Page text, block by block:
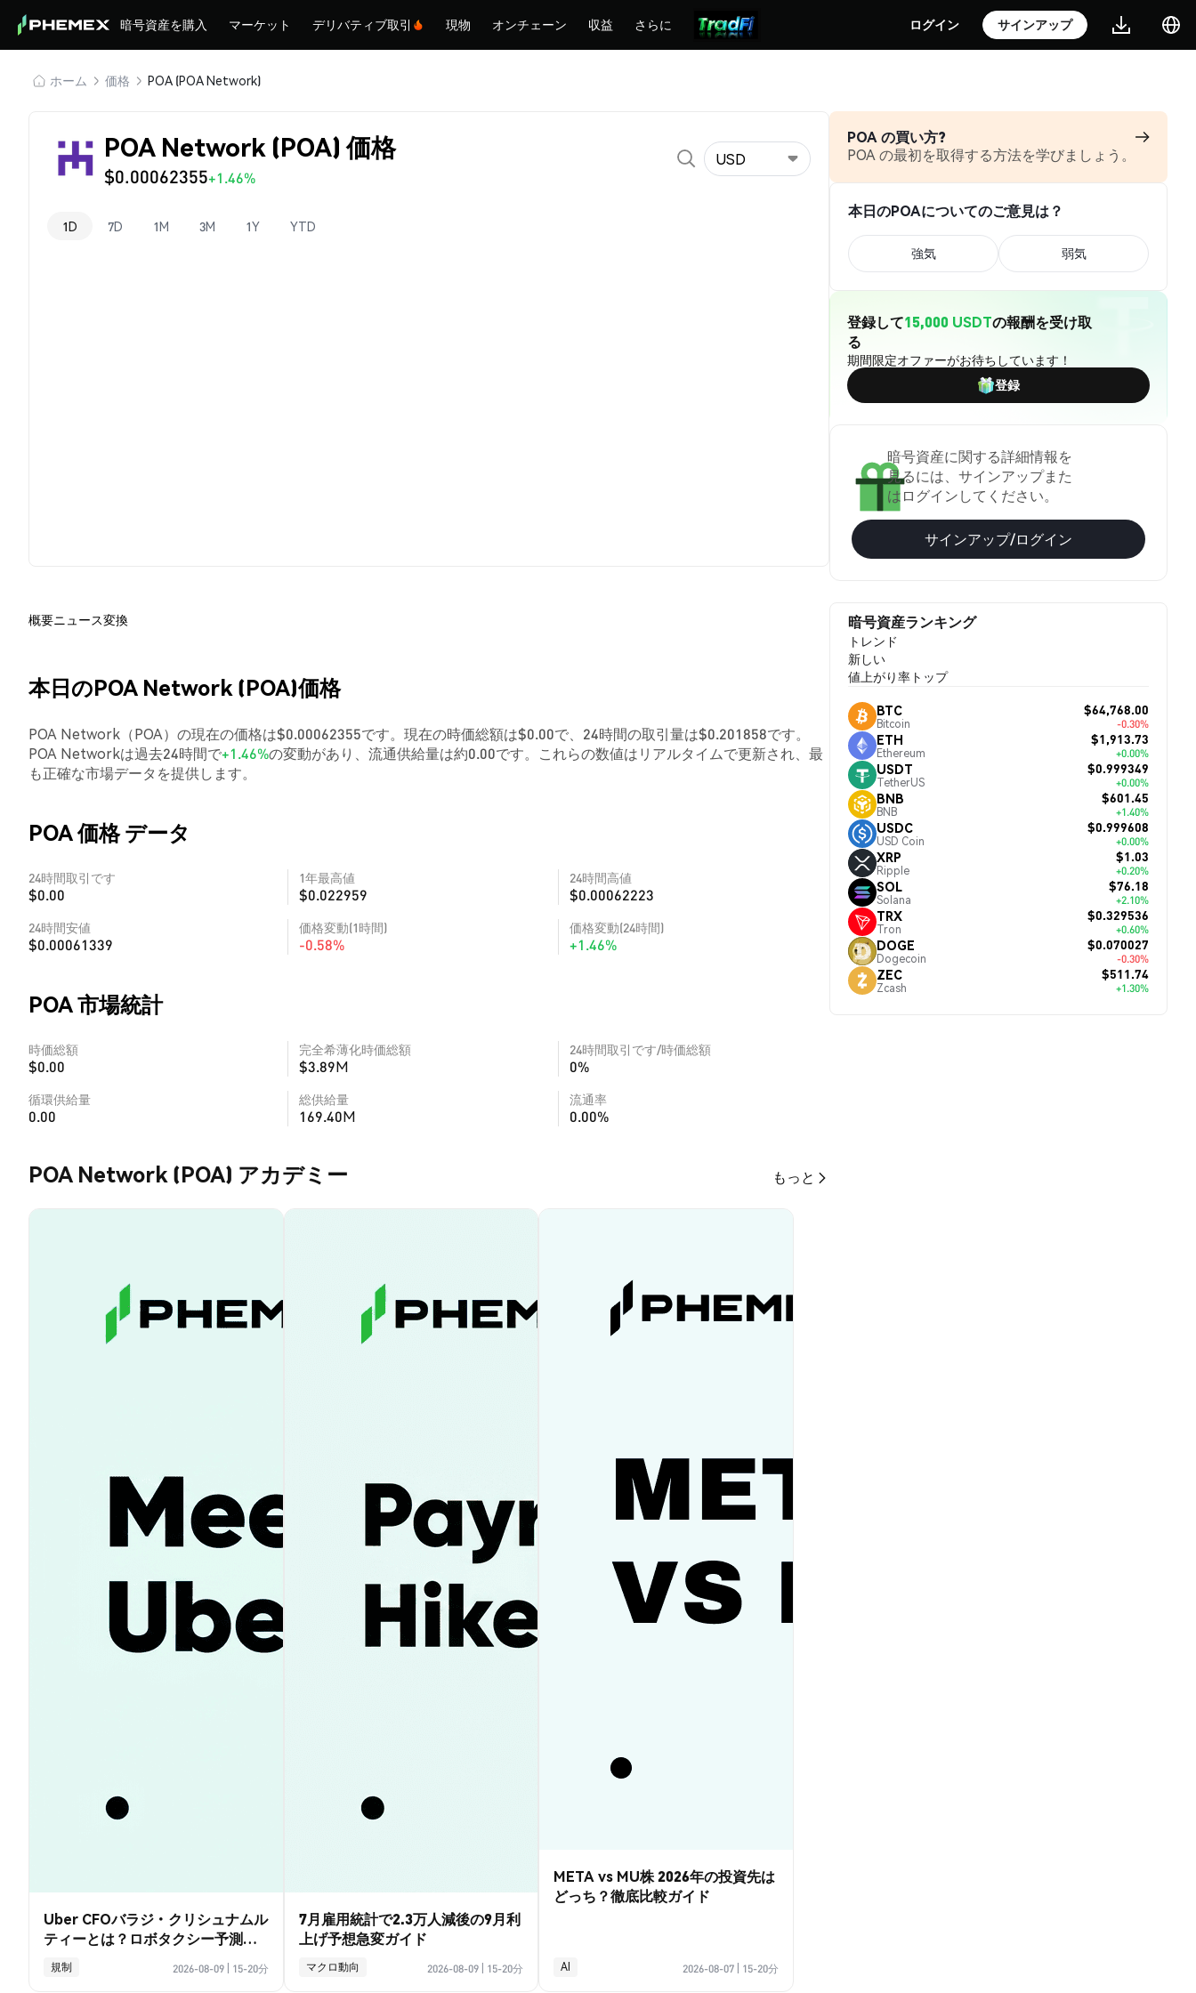
暗号資産を購入 マーケット デリバティブ取引 現物 オンチェーン 収益 さらに ログイン サインアップ
ホーム 価格 POA (POA Network)
POA Network (POA) 価格
$0.00062355+1.46%
USD
1D 7D 1M 3M 1Y YTD
概要ニュース変換
本日のPOA Network (POA)価格
POA Network（POA）の現在の価格は$0.00062355です。現在の時価総額は$0.00で、24時間の取引量は$0.201858です。
POA Networkは過去24時間で+1.46%の変動があり、流通供給量は約0.00です。これらの数値はリアルタイムで更新され、最
も正確な市場データを提供します。
POA 価格 データ
24時間取引です
$0.00
1年最高値
$0.022959
24時間高値
$0.00062223
24時間安値
$0.00061339
価格変動(1時間)
-0.58%
価格変動(24時間)
+1.46%
POA 市場統計
時価総額
$0.00
完全希薄化時価総額
$3.89M
24時間取引です/時価総額
0%
循環供給量
0.00
総供給量
169.40M
流通率
0.00%
POA Network (POA) アカデミー もっと
Uber CFOバラジ・クリシュナムル
ティーとは？ロボタクシー予測と
賭けの全ガイド
規制 2026-08-09 15-20分
7月雇用統計で2.3万人減後の9月利
上げ予想急変ガイド
マクロ動向 2026-08-09 15-20分
META vs MU株 2026年の投資先は
どっち？徹底比較ガイド
AI 2026-08-07 15-20分
POA の買い方?
POA の最初を取得する方法を学びましょう。
本日のPOAについてのご意見は？
強気 弱気
登録して15,000 USDTの報酬を受け取
る
期間限定オファーがお待ちしています！
登録
暗号資産に関する詳細情報を
見るには、サインアップまた
はログインしてください。
サインアップ/ログイン
暗号資産ランキング
トレンド
新しい
値上がり率トップ
BTC
Bitcoin
$64,768.00
-0.30%
ETH
Ethereum
$1,913.73
+0.00%
USDT
TetherUS
$0.999349
+0.00%
BNB
BNB
$601.45
+1.40%
USDC
USD Coin
$0.999608
+0.00%
XRP
Ripple
$1.03
+0.20%
SOL
Solana
$76.18
+2.10%
TRX
Tron
$0.329536
+0.60%
DOGE
Dogecoin
$0.070027
-0.30%
ZEC
Zcash
$511.74
+1.30%